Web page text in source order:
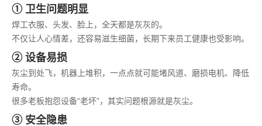
① 卫生问题明显
焊工衣服、头发、脸上，全天都是灰灰的。
不仅让人心情差，还容易滋生细菌，长期下来员工健康也受影响。
② 设备易损
灰尘到处飞，机器上堆积，一点点就可能堵风道、磨损电机、降低
寿命。
很多老板抱怨设备“老坏”，其实问题根源就是灰尘。
③ 安全隐患